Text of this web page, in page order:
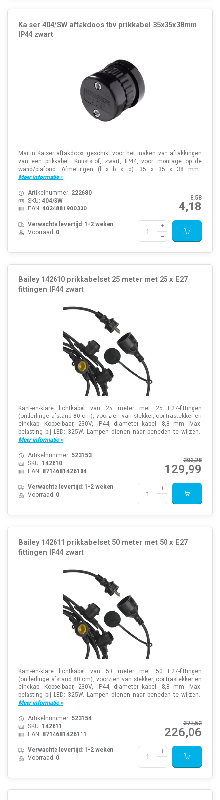
Kaiser 404/SW aftakdoos tbv prikkabel 35x35x38mm
IP44 zwart
Martin Kaiser aftakdoos, geschikt voor het maken van aftakkingen
van een prikkabel. Kunststof, zwart, IP44, voor montage op de
wand/plafond. Afmetingen (l x b x d): 35 x 35 x 38 mm.
Meer informatie »
8,58
4,18
Artikelnummer: 222680
SKU: 404/SW
EAN: 4024881900330
Verwachte levertijd: 1-2 weken
Voorraad: 0
Bailey 142610 prikkabelset 25 meter met 25 x E27
fittingen IP44 zwart
Kant-en-klare lichtkabel van 25 meter met 25 E27-fittingen
(onderlinge afstand 80 cm), voorzien van stekker, contrastekker en
eindkap. Koppelbaar, 230V, IP44, diameter kabel: 8,8 mm. Max.
belasting bij LED: 325W. Lampen dienen naar beneden te wijzen.
Meer informatie »
203,28
129,99
Artikelnummer: 523153
SKU: 142610
EAN: 8714681426104
Verwachte levertijd: 1-2 weken
Voorraad: 0
Bailey 142611 prikkabelset 50 meter met 50 x E27
fittingen IP44 zwart
Kant-en-klare lichtkabel van 50 meter met 50 E27-fittingen
(onderlinge afstand 80 cm), voorzien van stekker, contrastekker en
eindkap. Koppelbaar, 230V, IP44, diameter kabel: 8,8 mm. Max.
belasting bij LED: 325W. Lampen dienen naar beneden te wijzen.
Meer informatie »
377,52
226,06
Artikelnummer: 523154
SKU: 142611
EAN: 8714681426111
Verwachte levertijd: 1-2 weken
Voorraad: 0